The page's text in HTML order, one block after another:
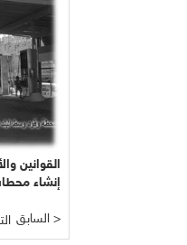
القوانين
إنشاء
< السابق >